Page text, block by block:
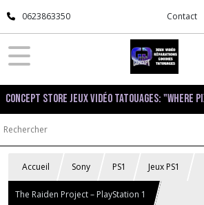
0623863350 Contact
Concept Store Jeux Vidéo Tatouages: "Where
Accueil Sony PS1 Jeux PS1
The Raiden Project – PlayStation 1